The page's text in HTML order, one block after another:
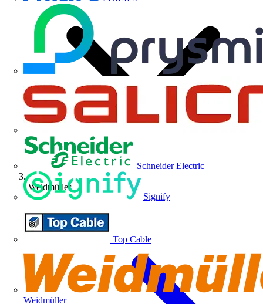
Schneider Electric
Signify
Top Cable
Weidmüller
Weidmüller